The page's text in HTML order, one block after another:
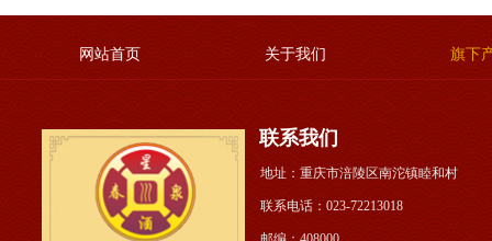
网站首页 关于我们 旗下
地址：重庆市涪陵区南沱镇睦
联系电话：023-
联系我们